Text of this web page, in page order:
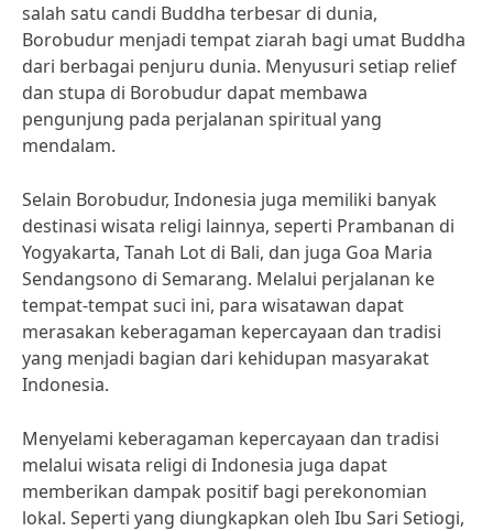
salah satu candi Buddha terbesar di dunia,
Borobudur menjadi tempat ziarah bagi umat Buddha
dari berbagai penjuru dunia. Menyusuri setiap relief
dan stupa di Borobudur dapat membawa
pengunjung pada perjalanan spiritual yang
mendalam.
Selain Borobudur, Indonesia juga memiliki banyak
destinasi wisata religi lainnya, seperti Prambanan di
Yogyakarta, Tanah Lot di Bali, dan juga Goa Maria
Sendangsono di Semarang. Melalui perjalanan ke
tempat-tempat suci ini, para wisatawan dapat
merasakan keberagaman kepercayaan dan tradisi
yang menjadi bagian dari kehidupan masyarakat
Indonesia.
Menyelami keberagaman kepercayaan dan tradisi
melalui wisata religi di Indonesia juga dapat
memberikan dampak positif bagi perekonomian
lokal. Seperti yang diungkapkan oleh Ibu Sari Setiogi,